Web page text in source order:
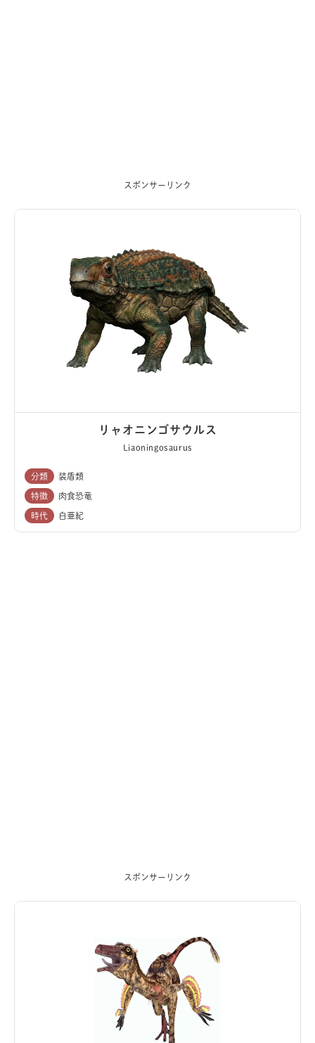
スポンサーリンク
リャオニンゴサウルス
Liaoningosaurus
分類 装盾類
特徴 肉食恐竜
時代 白亜紀
スポンサーリンク